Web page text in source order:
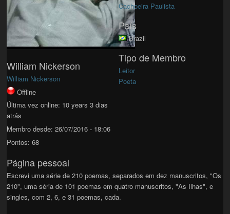
William Nickerson
William Nickerson
Offline
Última vez online: 10 years 3 dias
atrás
Membro desde: 26/07/2016 - 18:06
Pontos: 68
Cachoeira Paulista
País
Brazil
Tipo de Membro
Leitor
Poeta
Página pessoal
Escrevi uma série de 210 poemas, separados em dez manuscritos, "Os
210", uma séria de 101 poemas em quatro manuscritos, "As Ilhas", e
singles, com 2, 6, e 31 poemas, cada.